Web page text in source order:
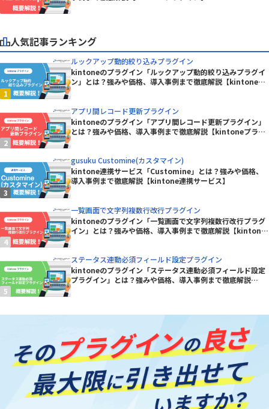
人気記事ランキング
ルックアップ動的絞り込みプラグイン
kintoneのプラグイン「ルックアップ動的絞り込みプラグイ
ン」とは？強みや価格、導入事例まで徹底解説【kintoneプ
アプリ間レコード更新プラグイン
kintoneのプラグイン「アプリ間レコード更新プラグイン」
とは？強みや価格、導入事例まで徹底解説【kintoneプラグ
gusuku Customine(カスタマイン)
kintone連携サービス「Customine」とは？強みや価格、
導入事例まで徹底解説【kintone連携サービス】
一覧画面で文字列複数行改行プラグイン
kintoneのプラグイン「一覧画面で文字列複数行改行プラグ
イン」とは？強みや価格、導入事例まで徹底解説【kintone
ステータス連動必須フィールド設定プラグイン
kintoneのプラグイン「ステータス連動必須フィールド設定
プラグイン」とは？強みや価格、導入事例まで徹底解説